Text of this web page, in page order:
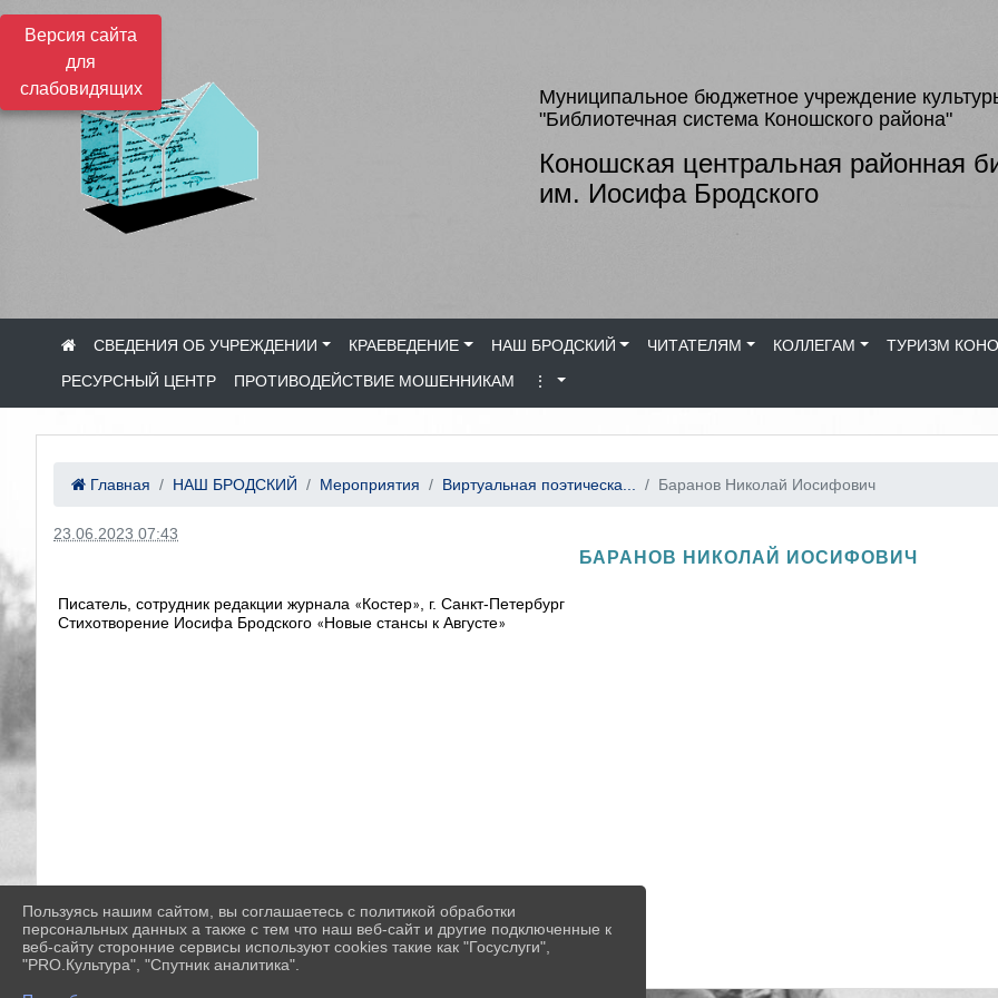
Версия сайта
для
слабовидящих
Муниципальное бюджетное учреждение
"Библиотечная система Коношского района"
Коношская центральная районная
им. Иосифа Бродского
СВЕДЕНИЯ ОБ УЧРЕЖДЕНИИ КРАЕВЕДЕНИЕ НАШ БРОДСКИЙ ЧИТАТЕЛЯМ КОЛЛЕГАМ
ТУРИЗМ
РЕСУРСНЫЙ ЦЕНТР
ПРОТИВОДЕЙСТВИЕ МОШЕННИКАМ ⋮
Главная НАШ БРОДСКИЙ Мероприятия Виртуальная поэтическа... Баранов Николай Иосифович
23.06.2023 07:43
БАРАНОВ НИКОЛАЙ ИОСИФОВИЧ
Писатель, сотрудник редакции журнала «Костер» , г. Санкт-Петербург
Стихотворение Иосифа Бродского «Новые стансы к Августе»
Пользуясь нашим сайтом, вы соглашаетесь с политикой обработки
персональных данных а также с тем что наш веб-сайт и другие подключенные к
веб-сайту сторонние сервисы используют cookies такие как "Госуслуги",
"PRO.Культура", "Спутник аналитика".